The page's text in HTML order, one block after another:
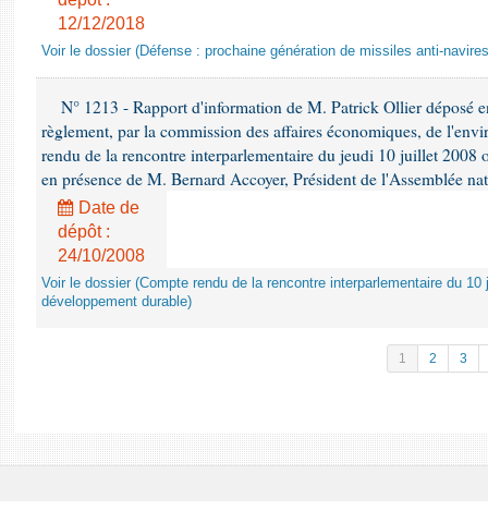
12/12/2018
Voir le dossier (Défense : prochaine génération de missiles anti-
N° 1213 - Rapport d'information de M. Patrick Ollier déposé
règlement, par la commission des affaires économiques, de
rendu de la rencontre interparlementaire du jeudi 10 juillet 2008
en présence de M. Bernard Accoyer, Président de l'Assemblée
Date de
dépôt :
24/10/2008
Voir le dossier (Compte rendu de la rencontre interparlementaire du
développement durable)
1 2 3